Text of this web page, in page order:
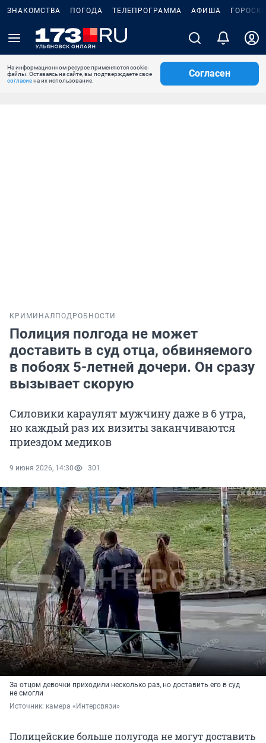
ЗНАКОМСТВА ПОГОДА ТЕЛЕПРОГРАММА АФИША
На информационном ресурсе применяются cookie-
файлы. Оставаясь на сайте, вы подтверждаете свое
согласиена их использование.
Согласен
КРИМИНАЛ ПОДРОБНОСТИ
Полиция полгода не может
доставить в суд отца, обвиняемого
в побоях 5-летней дочери. Он сразу
вызывает скорую
Силовики караулят мужчину даже в 6 утра,
но каждый раз их визиты заканчиваются
приездом медиков
9 июня 2026, 14:30 301
За отцом девочки приходили несколько раз, но доставить его в суд
не смогли
Источник: камера «Интерсвязи»
Полицейские больше полугода не могут доставить